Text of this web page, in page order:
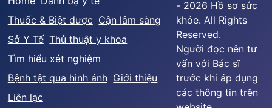
Thuốc & Biệt dược Cận lâm sàng
Sở Y Tế Thủ thuật y khoa
Tìm hiểu xét nghiệm
Bệnh tật qua hình ảnh Giới thiệu
Liên lạc
- 2026 Hồ sơ sức
khỏe. All Rights
Reserved.
Người đọc nên tư
vấn với Bác sĩ
trước khi áp dụng
các thông tin trên